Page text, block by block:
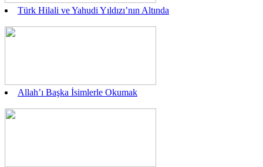
Türk Hilali ve Yahudi Yıldızı’nın Altında
Allah’ı Başka İsimlerle Okumak